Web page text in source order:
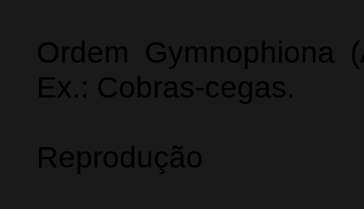
Ordem Gymnophiona
Ex.: Cobras-cegas.
Reprodução